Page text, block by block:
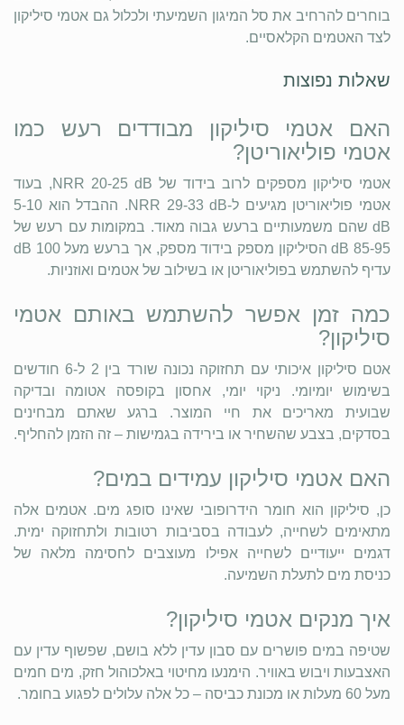
בוחרים להרחיב את סל המיגון השמיעתי ולכלול גם אטמי סיליקון
לצד האטמים הקלאסיים.
שאלות נפוצות
האם אטמי סיליקון מבודדים רעש כמו
אטמי פוליאוריטן?
אטמי סיליקון מספקים לרוב בידוד של NRR 20-25 dB, בעוד
אטמי פוליאוריטן מגיעים ל-NRR 29-33 dB. ההבדל הוא 5-10
dB שהם משמעותיים ברעש גבוה מאוד. במקומות עם רעש של
85-95 dB הסיליקון מספק בידוד מספק, אך ברעש מעל 100 dB
עדיף להשתמש בפוליאוריטן או בשילוב של אטמים ואוזניות.
כמה זמן אפשר להשתמש באותם אטמי
סיליקון?
אטם סיליקון איכותי עם תחזוקה נכונה שורד בין 2 ל-6 חודשים
בשימוש יומיומי. ניקוי יומי, אחסון בקופסה אטומה ובדיקה
שבועית מאריכים את חיי המוצר. ברגע שאתם מבחינים
בסדקים, בצבע שהשחיר או בירידה בגמישות – זה הזמן להחליף.
האם אטמי סיליקון עמידים במים?
כן, סיליקון הוא חומר הידרופובי שאינו סופג מים. אטמים אלה
מתאימים לשחייה, לעבודה בסביבות רטובות ולתחזוקה ימית.
דגמים ייעודיים לשחייה אפילו מעוצבים לחסימה מלאה של
כניסת מים לתעלת השמיעה.
איך מנקים אטמי סיליקון?
שטיפה במים פושרים עם סבון עדין ללא בושם, שפשוף עדין עם
האצבעות ויבוש באוויר. הימנעו מחיטוי באלכוהול חזק, מים חמים
מעל 60 מעלות או מכונת כביסה – כל אלה עלולים לפגוע בחומר.